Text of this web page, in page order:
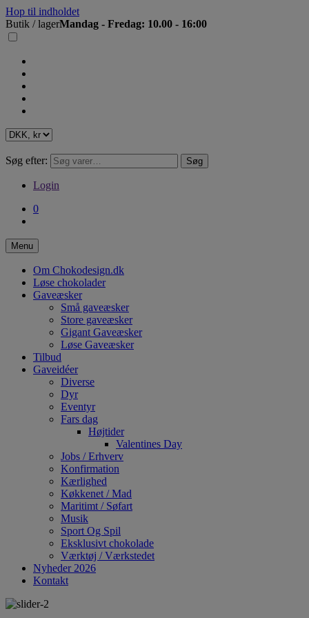
Hop til indholdet
Butik / lagerMandag - Fredag: 10.00 - 16:00
Søg efter: Søg
Login
0
Menu
Om Chokodesign.dk
Løse chokolader
Gaveæsker
Små gaveæsker
Store gaveæsker
Gigant Gaveæsker
Løse Gaveæsker
Tilbud
Gaveidéer
Diverse
Dyr
Eventyr
Fars dag
Højtider
Valentines Day
Jobs / Erhverv
Konfirmation
Kærlighed
Køkkenet / Mad
Maritimt / Søfart
Musik
Sport Og Spil
Eksklusivt chokolade
Værktøj / Værkstedet
Nyheder 2026
Kontakt